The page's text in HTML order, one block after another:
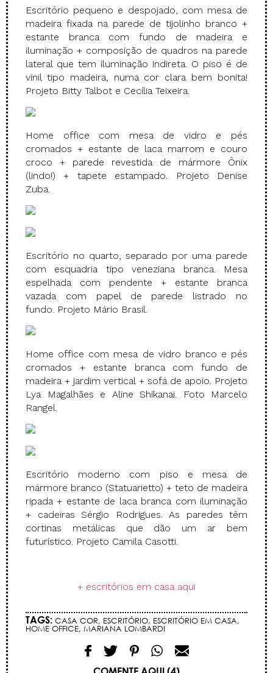
Escritório pequeno e despojado, com mesa de
madeira fixada na parede de tijolinho branco +
estante branca com fundo de madeira e
iluminação + composição de quadros na parede
lateral que tem iluminação indireta. O piso é de
vinil tipo madeira, numa cor clara bem bonita!
Projeto Bitty Talbot e Cecília Teixeira.
Home office com mesa de vidro e pés
cromados + estante de laca marrom e couro
croco + parede revestida de mármore Ônix
(lindo!) + tapete estampado. Projeto Denise
Zuba.
Escritório no quarto, separado por uma parede
com esquadria tipo veneziana branca. Mesa
espelhada com pendente + estante branca
vazada com papel de parede listrado no
fundo. Projeto Mário Brasil.
Home office com mesa de vidro branco e pés
cromados + estante branca com fundo de
madeira + jardim vertical + sofá de apoio. Projeto
Lya Magalhães e Aline Shikanai. Foto Marcelo
Rangel.
Escritório moderno com piso e mesa de
mármore branco (Statuarietto) + teto de madeira
ripada + estante de laca branca com iluminação
+ cadeiras Sérgio Rodrigues. As paredes têm
cortinas metálicas que dão um ar bem
futurístico. Projeto Camila Casotti.
+ escritórios em casa aqui
TAGS: CASA COR, ESCRITÓRIO, ESCRITÓRIO EM CASA,
HOME OFFICE, MARIANA LOMBARDI